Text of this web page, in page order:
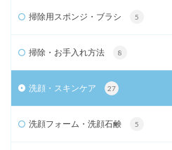
掃除用スポンジ・ブラシ 5
掃除・お手入れ方法 8
洗顔・スキンケア 27
洗顔フォーム・洗顔石鹸 5